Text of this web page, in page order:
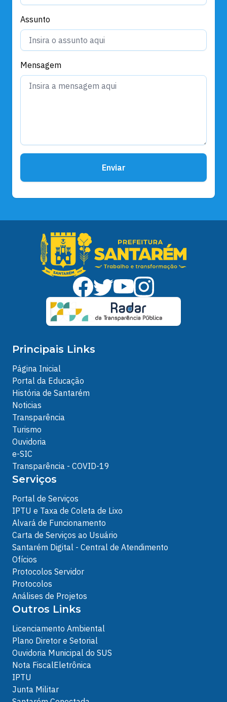
Assunto
Mensagem
Enviar
Principais Links
Página Inicial
Portal da Educação
História de Santarém
Noticias
Transparência
Turismo
Ouvidoria
e-SIC
Transparência - COVID-19
Serviços
Portal de Serviços
IPTU e Taxa de Coleta de Lixo
Alvará de Funcionamento
Carta de Serviços ao Usuário
Santarém Digital - Central de Atendimento
Ofícios
Protocolos Servidor
Protocolos
Análises de Projetos
Outros Links
Licenciamento Ambiental
Plano Diretor e Setorial
Ouvidoria Municipal do SUS
Nota FiscalEletrônica
IPTU
Junta Militar